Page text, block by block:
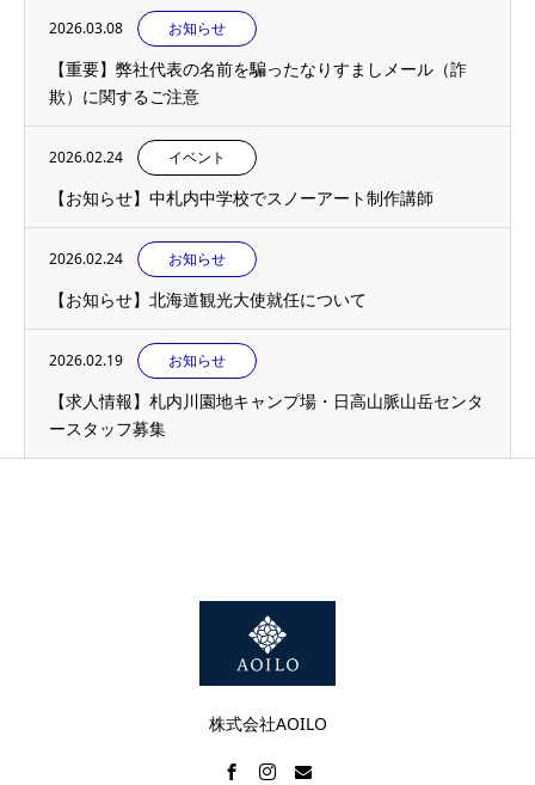
2026.03.08 お知らせ
【重要】弊社代表の名前を騙ったなりすましメール（詐
欺）に関するご注意
2026.02.24 イベント
【お知らせ】中札内中学校でスノーアート制作講師
2026.02.24 お知らせ
【お知らせ】北海道観光大使就任について
2026.02.19 お知らせ
【求人情報】札内川園地キャンプ場・日高山脈山岳センタ
ースタッフ募集
株式会社AOILO